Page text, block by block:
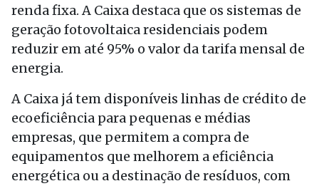
renda fixa. A Caixa destaca que os sistemas de
geração fotovoltaica residenciais podem
reduzir em até 95% o valor da tarifa mensal de
energia.
A Caixa já tem disponíveis linhas de crédito de
ecoeficiência para pequenas e médias
empresas, que permitem a compra de
equipamentos que melhorem a eficiência
energética ou a destinação de resíduos, com